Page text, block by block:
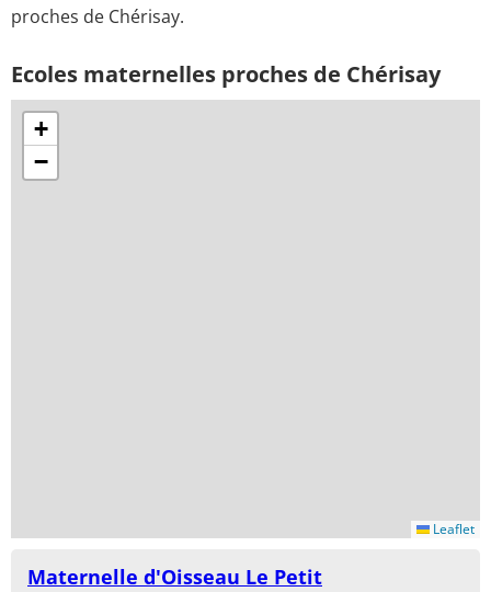
proches de Chérisay.
Ecoles maternelles proches de Chérisay
+
−
Leaflet
Maternelle d'Oisseau Le Petit